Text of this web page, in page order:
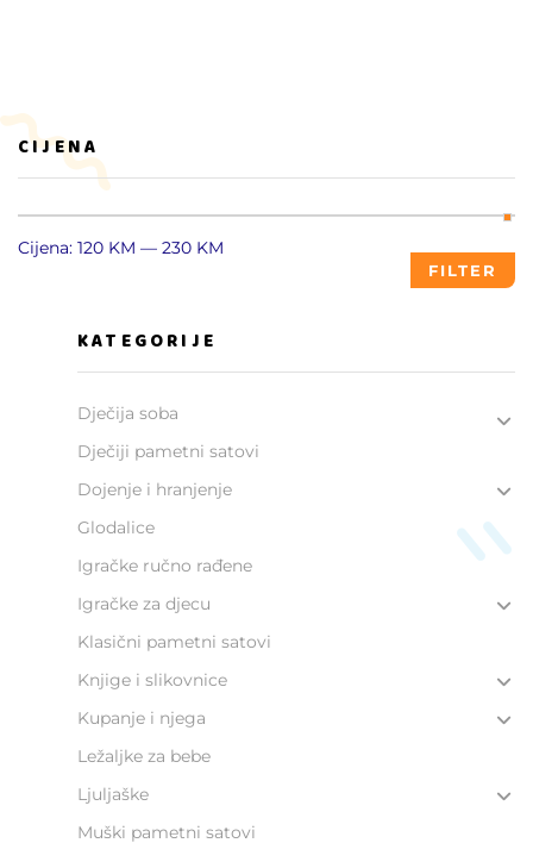
CIJENA
FILTER
Cijena: 120 KM — 230 KM
KATEGORIJE
Dječija soba
Dječiji pametni satovi
Dojenje i hranjenje
Glodalice
Igračke ručno rađene
Igračke za djecu
Klasični pametni satovi
Knjige i slikovnice
Kupanje i njega
Ležaljke za bebe
Ljuljaške
Muški pametni satovi